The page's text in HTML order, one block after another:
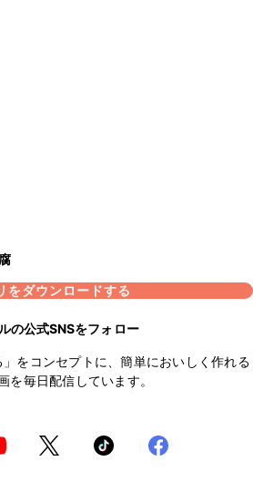
をダウンロードする
の公式SNSをフォロー
」をコンセプトに、簡単においしく作れる
を毎日配信しています。